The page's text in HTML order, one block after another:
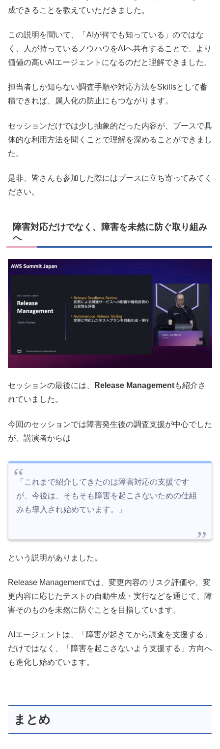
成できることを教えていただきました。
この説明を聞いて、「AIが何でも知っている」のではな
く、人が持っているノウハウをAIへ共有することで、より
価値の高いAIエージェントになるのだと理解できました。
担当者しか知らない調査手順や対応方法をSkillsとして蓄
積できれば、属人化の防止にもつながります。
セッションだけでは少し抽象的だった内容が、ブースで具
体的な利用方法を聞くことで理解を深めることができまし
た。
是非、皆さんも参加した際にはブースに立ち寄ってみてく
ださい。
障害対応だけでなく、障害を未然に防ぐ取り組み
へ
セッションの最後には、 Release Managementも紹介さ
れていました。
今回のセッションでは障害発生後の調査支援が中心でした
が、講演者からは
「これまで紹介してきたのは障害対応の支援です
が、今後は、そもそも障害を起こさないための仕組
みも導入され始めています。」
という説明がありました。
Release Managementでは、変更内容のリスク評価や、変
更内容に応じたテストの自動生成・実行などを通じて、障
害そのものを未然に防ぐことを目指しています。
AIエージェントは、「障害が起きてから調査を支援する」
だけではなく、「障害を起こさないよう支援する」方向へ
も進化し始めています。
まとめ